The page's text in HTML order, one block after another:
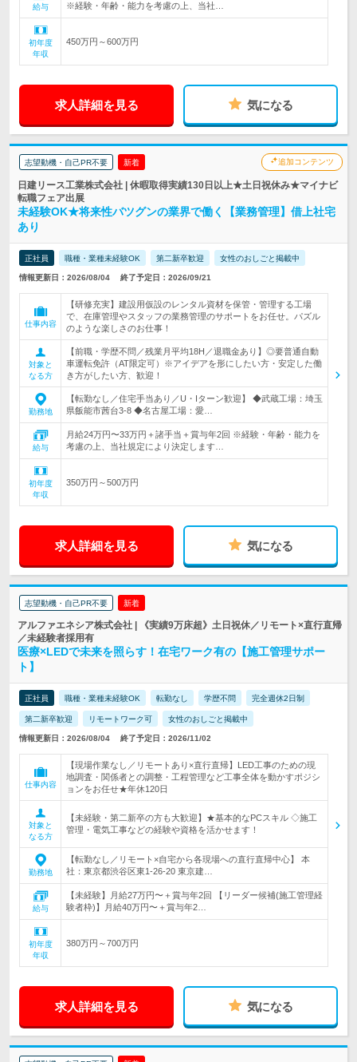
給与
※経験・年齢・能力を考慮の上、当社…
初年度
年収
450万円～600万円
求人詳細を見る 気になる
志望動機・自己PR不要 新着 追加コンテンツ
日建リース工業株式会社 | 休暇取得実績130日以上★土日祝休み★マイナビ
転職フェア出展
未経験OK★将来性バツグンの業界で働く【業務管理】借上社宅
あり
正社員 職種・業種未経験OK 第二新卒歓迎 女性のおしごと掲載中
情報更新日：2026/08/04 終了予定日：2026/09/21
仕事内容
【研修充実】建設用仮設のレンタル資材を保管・管理する工場
で、在庫管理やスタッフの業務管理のサポートをお任せ。パズル
のような楽しさのお仕事！
対象と
なる方
【前職・学歴不問／残業月平均18H／退職金あり】◎要普通自動
車運転免許（AT限定可）※アイデアを形にしたい方・安定した働
き方がしたい方、歓迎！
勤務地
【転勤なし／住宅手当あり／U・Iターン歓迎】 ◆武蔵工場：埼玉
県飯能市茜台3-8 ◆名古屋工場：愛…
給与
月給24万円〜33万円＋諸手当＋賞与年2回 ※経験・年齢・能力を
考慮の上、当社規定により決定します…
初年度
年収
350万円～500万円
求人詳細を見る 気になる
志望動機・自己PR不要 新着
アルファエネシア株式会社 | 《実績9万床超》土日祝休／リモート×直行直帰
／未経験者採用有
医療×LEDで未来を照らす！在宅ワーク有の【施工管理サポー
ト】
正社員 職種・業種未経験OK 転勤なし 学歴不問 完全週休2日制
第二新卒歓迎 リモートワーク可 女性のおしごと掲載中
情報更新日：2026/08/04 終了予定日：2026/11/02
仕事内容
【現場作業なし／リモートあり×直行直帰】LED工事のための現
地調査・関係者との調整・工程管理など工事全体を動かすポジシ
ョンをお任せ★年休120日
対象と
なる方
【未経験・第二新卒の方も大歓迎】★基本的なPCスキル ◇施工
管理・電気工事などの経験や資格を活かせます！
勤務地
【転勤なし／リモート×自宅から各現場への直行直帰中心】 本
社：東京都渋谷区東1-26-20 東京建…
給与
【未経験】月給27万円〜＋賞与年2回 【リーダー候補(施工管理経
験者枠)】月給40万円〜＋賞与年2…
初年度
年収
380万円～700万円
求人詳細を見る 気になる